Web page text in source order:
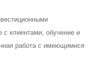
с клиентами, обучение и
работа с имеющимися